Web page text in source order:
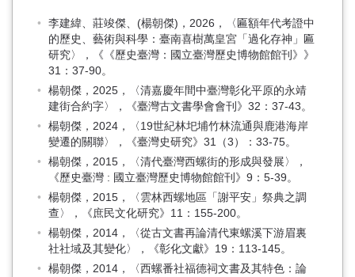
李建緯、莊竣傑、(楊朝傑)，2026，〈匾額年代考證中
的歷史、藝術與科學：臺南喜樹萬皇宮「過化存神」匾
研究〉，《《歷史臺灣：國立臺灣歷史博物館館刊》》
31：37-90。
楊朝傑，2025，〈清嘉慶年間中臺灣彰化平原的永靖
建街合約字〉，《臺灣古文書學會會刊》32：37-43。
楊朝傑，2024，〈19世紀林圯埔竹林流通與鹿港海岸
變遷的關聯〉，《臺灣史研究》31（3）：33-75。
楊朝傑，2015，〈清代臺灣西螺街的形成與發展〉，
《歷史臺灣 : 國立臺灣歷史博物館館刊》9：5-39。
楊朝傑，2015，〈雲林西螺地區「謝平安」祭典之調
查〉，《庶民文化研究》11：155-200。
楊朝傑，2014，〈從古文書再論清代東螺溪下游眉裏
社社域及其變化〉，《彰化文獻》19：113-145。
楊朝傑，2014，〈西螺番社福德祠文書及其特色：論